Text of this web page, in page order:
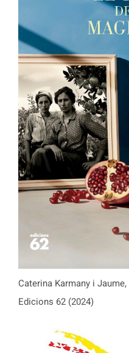
Caterina Karmany i Jaume,
Edicions 62 (2024)